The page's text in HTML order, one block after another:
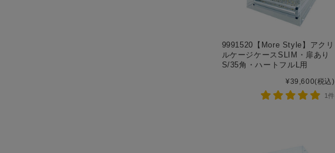
9991520【More Style】アクリ
ルケージケースSLIM・扉あり
S/35角・ハートフルL用
¥39,600(税込)
1件